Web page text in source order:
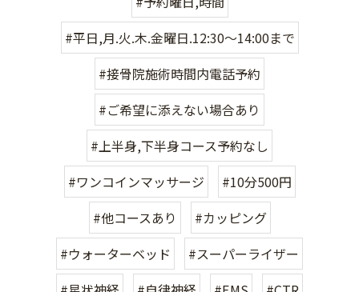
#平日,月.火.木.金曜日.12:30〜14:00まで
#接骨院施術時間内電話予約
#ご希望に添えない場合あり
#上半身,下半身コース予約なし
#ワンコインマッサージ
#10分500円
#他コースあり
#カッピング
#ウォーターベッド
#スーパーライザー